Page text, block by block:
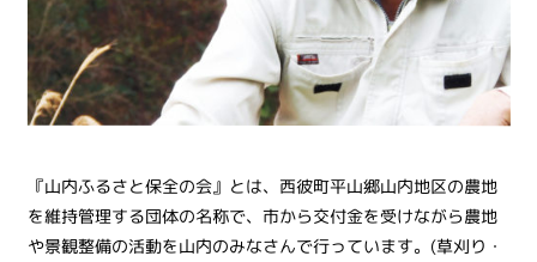
『山内ふるさと保全の会』とは、西彼町平山郷山内地区の農地
を維持管理する団体の名称で、市から交付金を受けながら農地
や景観整備の活動を山内のみなさんで行っています。(草刈り・